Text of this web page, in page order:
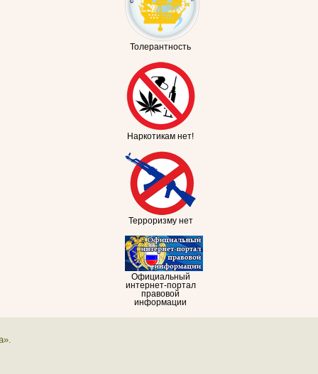
Толерантность
Наркотикам нет!
Терроризму нет
Официальный
интернет-портал
правовой
информации